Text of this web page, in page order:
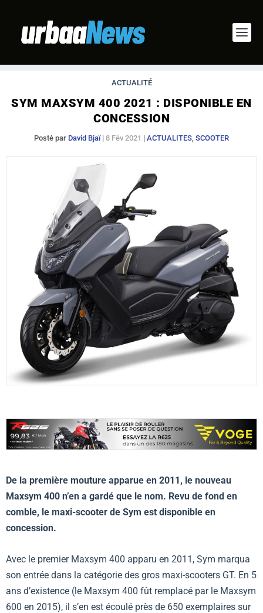
ACTUALITÉ
SYM MAXSYM 400 2021 : DISPONIBLE EN
CONCESSION
Posté par David Bjaï| 8 Fév 2021 | ACTUALITES, SCOOTER
De la première mouture apparue en 2011, le nouveau
Maxsym 400 n’en a gardé que le nom. Revu de fond en
comble, le maxi-scooter de Sym est disponible en
concession.
Avec le premier Maxsym 400 apparu en 2011, Sym marqua
son entrée dans la catégorie des gros maxi-scooters GT. En 5
ans d’existence (le Maxsym 400 fût remplacé par le Maxsym
600 en 2015), il s’en est écoulé près de 650 exemplaires sur